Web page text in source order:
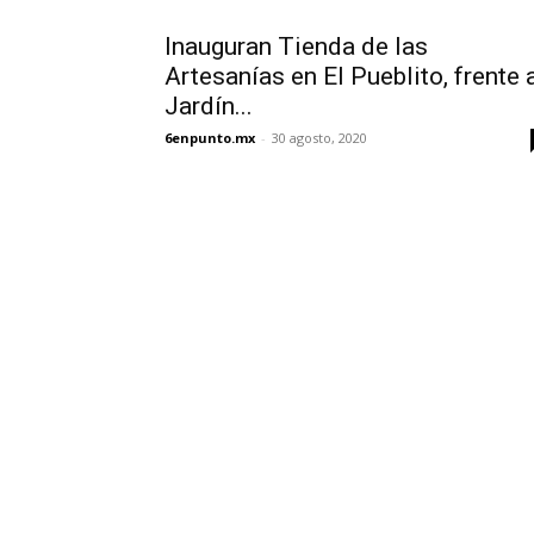
Inauguran Tienda de las
Artesanías en El Pueblito, frente
Jardín...
6enpunto.mx - 30 agosto, 2020